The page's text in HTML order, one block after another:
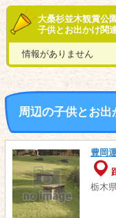
大桑杉並木観賞公
子供とお出かけ関
情報がありません
周辺の子供とお出
豊岡
栃木